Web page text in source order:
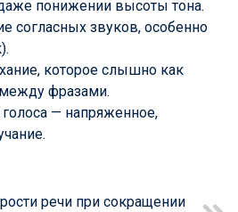
понижении высоты тона.
согласных звуков, особенно
которое слышно как
фразами.
— напряженное,
речи при сокращении